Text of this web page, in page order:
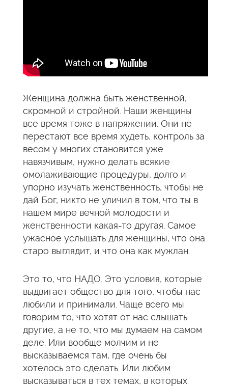
Женщина должна быть женственной,
скромной и стройной. Наши женщины
все время тоже в напряжении. Они не
перестают все время худеть, контроль за
весом у многих становится уже
навязчивым, нужно делать всякие
омолаживающие процедуры, долго и
упорно изучать женственность, чтобы не
дай Бог, никто не уличил в том, что ты в
нашем мире вечной молодости и
женственности какая-то другая. Самое
ужасное услышать для женщины, что она
старо выглядит, и что она как мужлан.
Это то, что НАДО. Это условия, которые
выдвигает общество для того, чтобы нас
любили и принимали. Чаще всего мы
говорим то, что хотят от нас слышать
другие, а не то, что мы думаем на самом
деле. Или вообще молчим и не
высказываемся там, где очень бы
хотелось это сделать. Или любим
высказываться в тех темах, в которых